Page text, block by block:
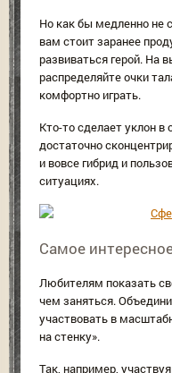
Но как бы медленно не
вам стоит заранее
развиваться герой. На
распределяйте очки
комфортно играть.
Кто-то сделает уклон в
достаточно
и вовсе гибрид и
ситуациях.
Самое
Любителям показать
чем заняться.
участвовать в
на стенку».
Так, например,